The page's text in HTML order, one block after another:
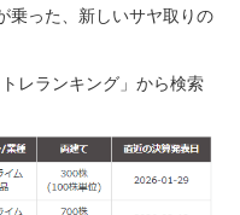
乗った、新しいサヤ取りの
レランキング」から検索